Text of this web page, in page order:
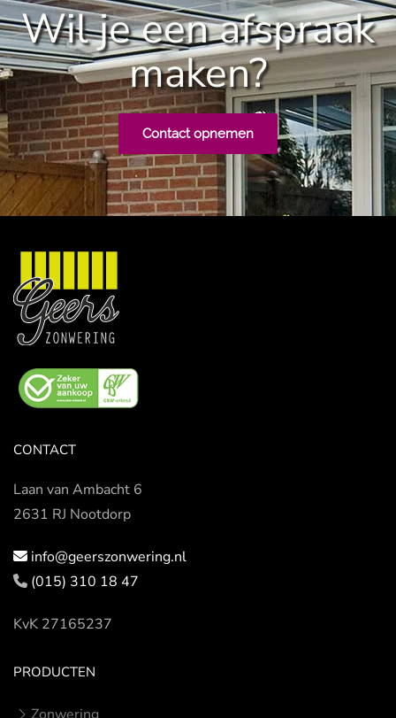
Wil je een afspraak
maken?
Contact opnemen
CONTACT
Laan van Ambacht 6
2631 RJ Nootdorp
info@geerszonwering.nl
(015) 310 18 47
KvK 27165237
PRODUCTEN